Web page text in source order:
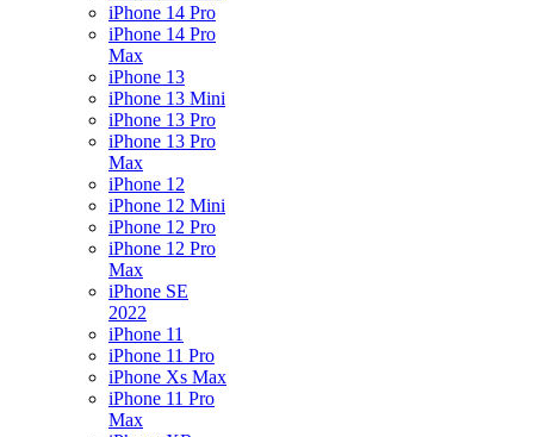
iPhone 14 Pro
iPhone 14 Pro
Max
iPhone 13
iPhone 13 Mini
iPhone 13 Pro
iPhone 13 Pro
Max
iPhone 12
iPhone 12 Mini
iPhone 12 Pro
iPhone 12 Pro
Max
iPhone SE
2022
iPhone 11
iPhone 11 Pro
iPhone Xs Max
iPhone 11 Pro
Max